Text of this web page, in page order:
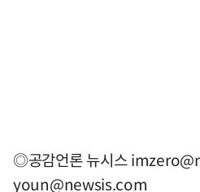
◎공감언론 뉴시스
youn@newsis.com